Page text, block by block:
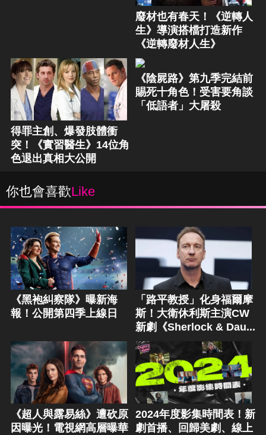
廢材也有春天！《逆轉人
生》導演搭檔打造新作
《逆轉廢材人生》
得罪主創、爆發肢體衝
突！《實習醫生》14位角
色退出真相大公開
《陰屍路》第九季完結前
賜死十角色！受害要角談
「低語者」大屠殺
你也會喜歡Like
《黑袍糾察隊》曝新海
報！公開第四季上線日
「路平教授」化身福爾摩
斯！大衛休利斯主演CW
新劇《Sherlock & Dau...
《超人與露易絲》遭砍原
因曝光！電視網高層曝華
2024年度影集時間表！新
劇首播、回歸美劇、線上